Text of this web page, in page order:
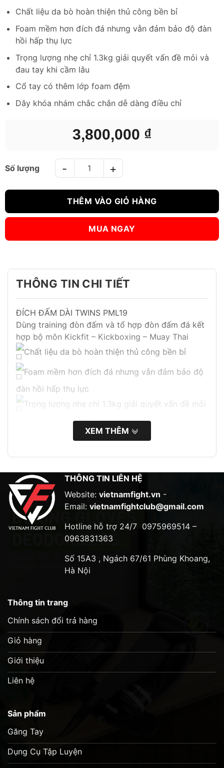
3,800,000 ₫
Chất liệu da bò hoàn thiện thủ công bền bỉ
Foam mềm hơn đích đá nhưng vẫn đảm bảo độ đàn
hồi hấp thụ lực
Trọng lượng nhẹ chỉ 1.3kg giải quyết vấn đề mỏi và
đau tay khi cầm lâu
Cổ tay có thêm lớp foam đệm
Dây khóa nhám chắc chắn dễ dàng điều chỉ
ĐÍCH ĐẤM DÀI TWINS PML19 FOCUS MITTS-XANH TRẮNG số
THÊM VÀO GIỎ HÀNG
MUA NGAY
THÔNG TIN CHI TIẾT
ĐÍCH ĐẤM DÀI TWINS PML19
Dùng training đòn đấm và tổ hợp đòn đấm đá kết
hợp bộ môn Kickfit – Kickboxing – Muay Thai
Chất liệu da bò hoàn thiện thủ công bền bỉ
Foam mềm hơn đích đá nhưng vẫn đảm bảo độ
đàn hồi hấp thụ lực
Trọng lượng nhẹ chỉ 1.3kg giải quyết vấn đề mỏi
và đau tay khi cầm lâu
Cổ tay có thêm lớp foam đệm
Dây khóa nhám chắc chắn dễ dàng điều chỉnh.
XEM THÊM
THÔNG TIN LIÊN HỆ
Website: vietnamfight.vn -
Email: vietnamfightclub@gmail.com
Hotline hỗ trợ 24/7 0975969514 –
0963831363
Số 15A3 , Ngách 67/61 Phùng Khoang,
Hà Nội
Thông tin trang
Chính sách đổi trả hàng
Giỏ hàng
Giới thiệu
Liên hệ
Sản phẩm
Găng Tay
Dụng Cụ Tập Luyện